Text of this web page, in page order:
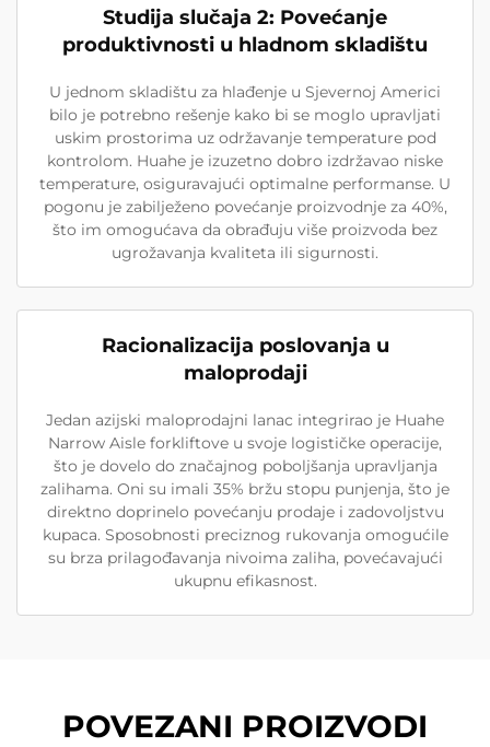
Studija slučaja 2: Povećanje
produktivnosti u hladnom skladištu
U jednom skladištu za hlađenje u Sjevernoj Americi
bilo je potrebno rešenje kako bi se moglo upravljati
uskim prostorima uz održavanje temperature pod
kontrolom. Huahe je izuzetno dobro izdržavao niske
temperature, osiguravajući optimalne performanse. U
pogonu je zabilježeno povećanje proizvodnje za 40%,
što im omogućava da obrađuju više proizvoda bez
ugrožavanja kvaliteta ili sigurnosti.
Racionalizacija poslovanja u
maloprodaji
Jedan azijski maloprodajni lanac integrirao je Huahe
Narrow Aisle forkliftove u svoje logističke operacije,
što je dovelo do značajnog poboljšanja upravljanja
zalihama. Oni su imali 35% bržu stopu punjenja, što je
direktno doprinelo povećanju prodaje i zadovoljstvu
kupaca. Sposobnosti preciznog rukovanja omogućile
su brza prilagođavanja nivoima zaliha, povećavajući
ukupnu efikasnost.
POVEZANI PROIZVODI